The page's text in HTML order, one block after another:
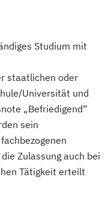
Studium mit
staatlichen oder
Universität und
„Befriedigend“
sein
Zulassung auch bei
Tätigkeit erteilt